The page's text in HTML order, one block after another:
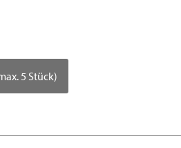
5 Stück)